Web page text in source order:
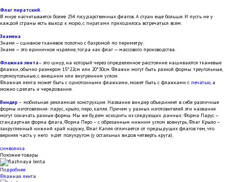
Флаг пиратский.
В мире насчитывается более 254 государственных флагов. А стран еще больше. И пусть не у
каждой страны есть выход к морю, с пиратами приходилось встречаться всем.
Знамена
Знамя – сшивное тканевое полотно с бахромой по периметру.
Знамя — это единичное изделие, тогда как флаг — массового производства.
Флажная лента– это шнур, на который через определенное расстояние нашиваются тканевые
флажки, обычно размером 15*22см или 20*30см. Флажки могут быть разной формы: треугольные,
прямоугольные, с внешним или внутренним углом.
Флажная лента может быть с однотонными флажками, может быть с флажками с печатью, а
можно сделать и чередование.
Виндер – мобильная рекламная конструкция. Название виндер объединяет в себе различные
формы изготовления: парус, крыло, перо, капля. Причем у разных изготовителей эти названия
могут означать разные формы. Мы же будем исходить из следующих данных: Форма Парус –
стандартная форма флага, Форма Перо – с обрезанным нижним углом вовнутрь, Флаг Крыло –
закругленный нижний край наружу, Флаг Капля отличается от предыдущих флагов тем, что
верхняя часть у него идет полукругом (у остальных видов четверть круга).
символика
Похожие товары
Подробнее
Флажная лента